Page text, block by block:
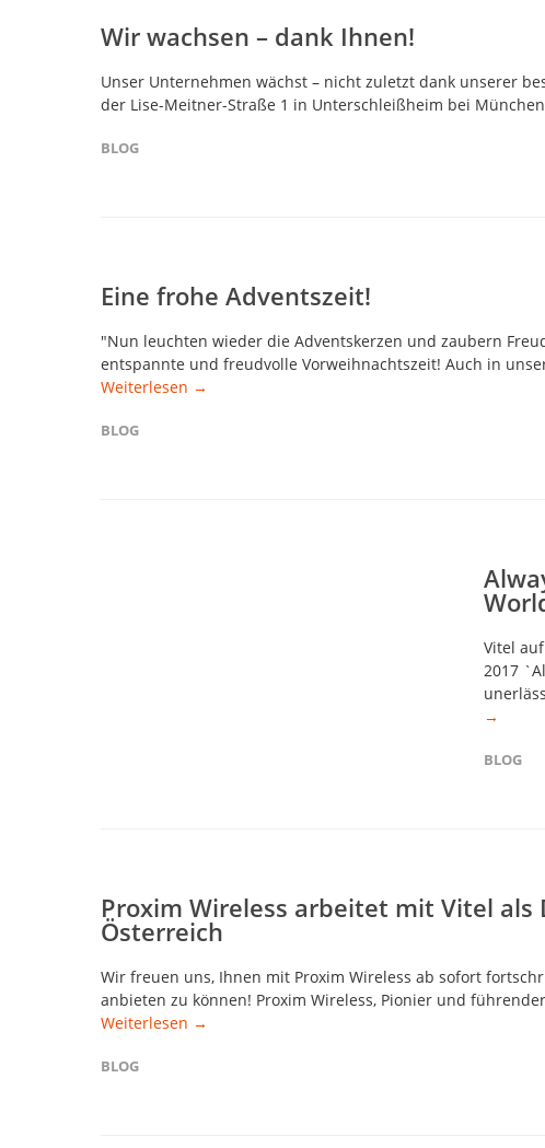
Wir wachsen – dank Ihnen!
Unser Unternehmen wächst – nicht zuletzt dank unserer
der Lise-Meitner-Straße 1 in Unterschleißheim bei
BLOG
Eine frohe Adventszeit!
"Nun leuchten wieder die Adventskerzen und zaubern
entspannte und freudvolle Vorweihnachtszeit! Auch in
Weiterlesen →
BLOG
Vitel
2017
→
BLOG
Proxim Wireless arbeitet mit Vitel
Österreich
Wir freuen uns, Ihnen mit Proxim Wireless ab sofort
anbieten zu können! Proxim Wireless, Pionier und
Weiterlesen →
BLOG